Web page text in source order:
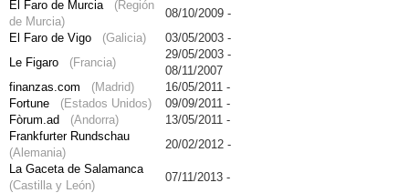
El Faro de Murcia (Región
de Murcia)
08/10/2009 -
El Faro de Vigo (Galicia)
03/05/2003 -
Le Figaro (Francia)
29/05/2003 -
08/11/2007
finanzas.com (Madrid)
16/05/2011 -
Fortune (Estados Unidos)
09/09/2011 -
Fòrum.ad (Andorra)
13/05/2011 -
Frankfurter Rundschau
(Alemania)
20/02/2012 -
La Gaceta de Salamanca
(Castilla y León)
07/11/2013 -